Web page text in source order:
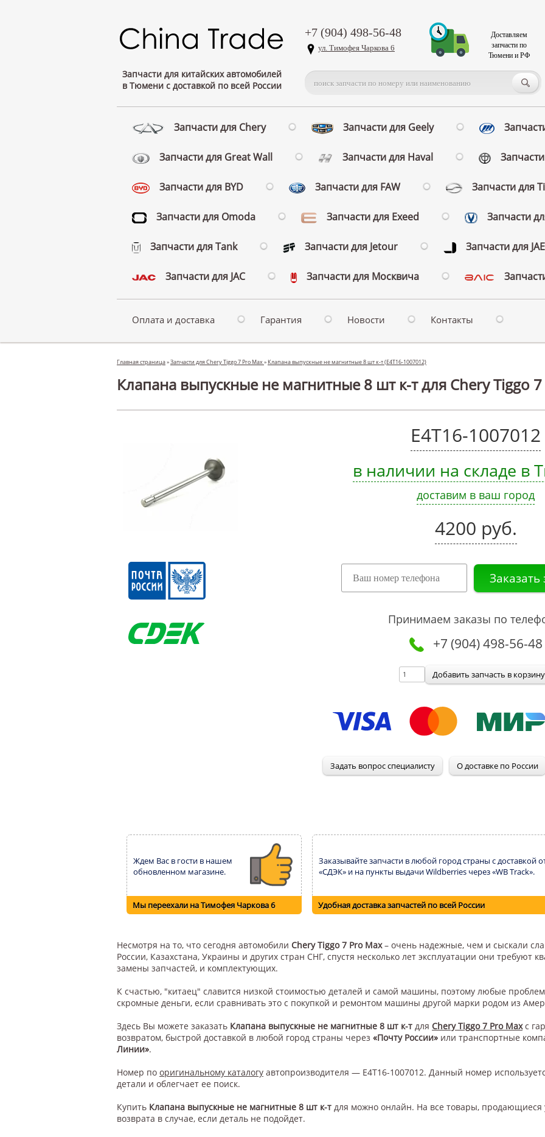
Запчасти для китайских автомобилей
в Тюмени с доставкой по всей России
+7 (904) 498-56-48
ул. Тимофея Чаркова 6
Доставляем
запчасти по
Тюмени и РФ
Запчасти для Chery Запчасти для Geely
Запчасти для Great Wall Запчасти для Haval
Запчасти для BYD Запчасти для FAW Запчасти для
Запчасти для Omoda Запчасти для Exeed Запчасти
Запчасти для Tank Запчасти для Jetour Запчасти для
Запчасти для JAC Запчасти для Москвича
Оплата и доставка Гарантия Новости Контакты
Главная страница»Запчасти для Chery Tiggo 7 Pro Max» Клапана выпускные не магнитные 8 шт к-т (E4T16-1007012)
Клапана выпускные не магнитные 8 шт к-т для Chery Tiggo
E4T16-1007012
в наличии на складе в
доставим в ваш город
4200 руб.
Принимаем заказы по
+7 (904) 498-56-48
Ждем Вас в гости в нашем
обновленном магазине.
Мы переехали на Тимофея Чаркова 6
Заказывайте запчасти в любой город страны с доставкой
«СДЭК» и на пункты выдачи Wildberries через «WB Track».
Удобная доставка запчастей по всей России
Несмотря на то, что сегодня автомобили Chery Tiggo 7 Pro Max– очень надежные, чем и сыскали
России, Казахстана, Украины и других стран СНГ, спустя несколько лет эксплуатации они требуют
замены запчастей, и комплектующих.
К счастью, "китаец" славится низкой стоимостью деталей и самой машины, поэтому любые
скромные деньги, если сравнивать это с покупкой и ремонтом машины другой марки родом из
Здесь Вы можете заказать Клапана выпускные не магнитные 8 шт к-т для Chery Tiggo 7 Pro Maxс
возвратом, быстрой доставкой в любой город страны через «Почту России» или транспортные
Линии».
Номер по оригинальному каталогу автопроизводителя — E4T16-1007012. Данный номер
детали и облегчает ее поиск.
Купить Клапана выпускные не магнитные 8 шт к-т для можно онлайн. На все товары, продающиеся
возврата в случае, если деталь не подойдет.